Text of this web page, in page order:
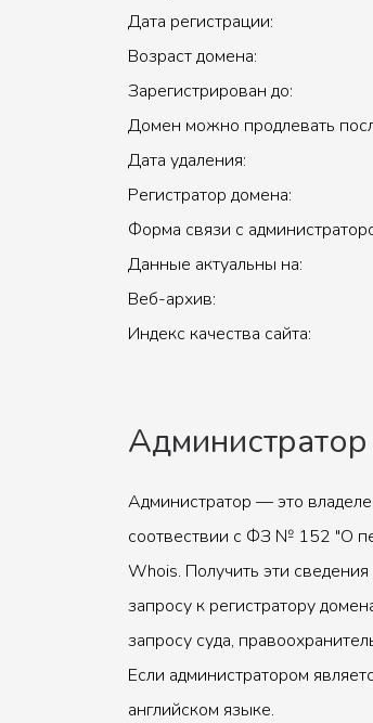
Дата регистрации:
Возраст домена:
Зарегистрирован до:
Домен можно продлевать
Дата удаления:
Регистратор домена:
Форма связи с
Данные актуальны на:
Веб-архив:
Индекс качества сайта:
Администратор — это
соотвествии с ФЗ № 152 "О
Whois. Получить эти
запросу к регистратору
запросу суда,
Если администратором
английском языке.